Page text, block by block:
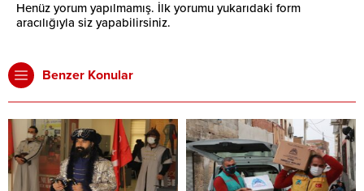
Henüz yorum yapılmamış. İlk yorumu yukarıdaki form
aracılığıyla siz yapabilirsiniz.
Benzer Konular